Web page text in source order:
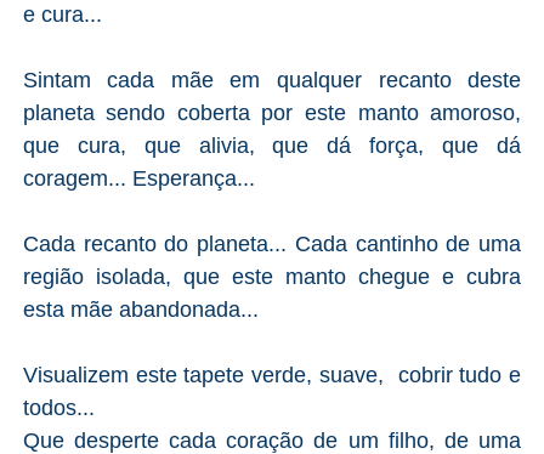
e cura...
Sintam cada mãe em qualquer recanto deste
planeta sendo coberta por este manto amoroso,
que cura, que alivia, que dá força, que dá
coragem... Esperança...
Cada recanto do planeta... Cada cantinho de uma
região isolada, que este manto chegue e cubra
esta mãe abandonada...
Visualizem este tapete verde, suave, cobrir tudo e
todos...
Que desperte cada coração de um filho, de uma